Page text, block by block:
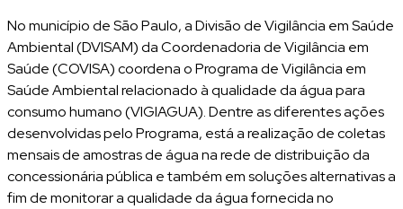
No município de São Paulo, a Divisão de Vigilância em Saúde
Ambiental (DVISAM) da Coordenadoria de Vigilância em
Saúde (COVISA) coordena o Programa de Vigilância em
Saúde Ambiental relacionado à qualidade da água para
consumo humano (VIGIAGUA). Dentre as diferentes ações
desenvolvidas pelo Programa, está a realização de coletas
mensais de amostras de água na rede de distribuição da
concessionária pública e também em soluções alternativas a
fim de monitorar a qualidade da água fornecida no